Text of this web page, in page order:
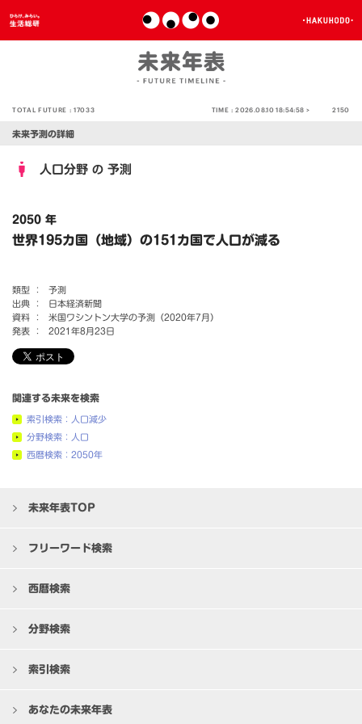
TOTAL FUTURE :17033 TIME :2026.08.10 18:54:58 > 2150
未来予測の詳細
人口分野 の 予測
2050 年
世界195カ国（地域）の151カ国で人口が減る
類型 ：
予測
出典 ：
日本経済新聞
資料 ：
米国ワシントン大学の予測（2020年7月）
発表 ：
2021年8月23日
関連する未来を検索
索引検索：人口減少
分野検索：人口
西暦検索：2050年
未来年表TOP
フリーワード検索
西暦検索
分野検索
索引検索
あなたの未来年表